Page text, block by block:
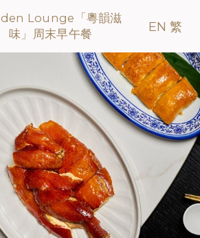
Lounge「粵韻滋
味」周末早午餐
EN繁